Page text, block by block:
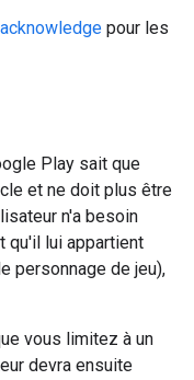
pour les
Play sait que
et ne doit plus être
n'a besoin
qu'il lui appartient
personnage de jeu),
vous limitez à un
devra ensuite